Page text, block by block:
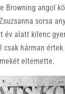
Browning angol
sorsa
év alatt kilenc
csak hárman értek
eltemette.